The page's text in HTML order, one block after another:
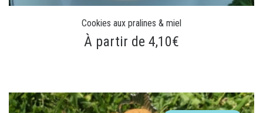
Cookies aux pralines & miel
À partir de 4,10€